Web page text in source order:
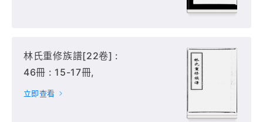
林氏重修族譜[22卷] :
46冊 : 15-17冊,
立即查看